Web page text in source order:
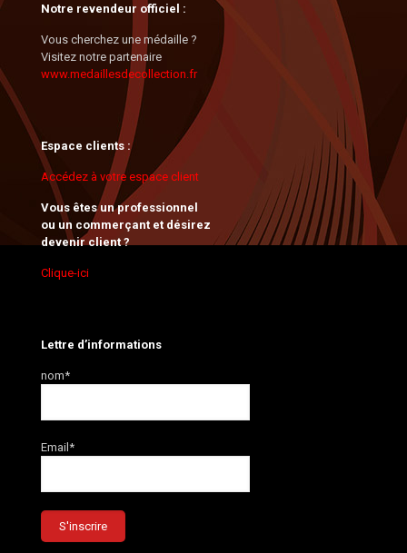
Notre revendeur officiel :
Vous cherchez une médaille ?
Visitez notre partenaire
www.medaillesdecollection.fr
Espace clients :
Accédez à votre espace client
Vous êtes un professionnel
ou un commerçant et désirez
devenir client ?
Clique-ici
Lettre d’informations
nom*
Email*